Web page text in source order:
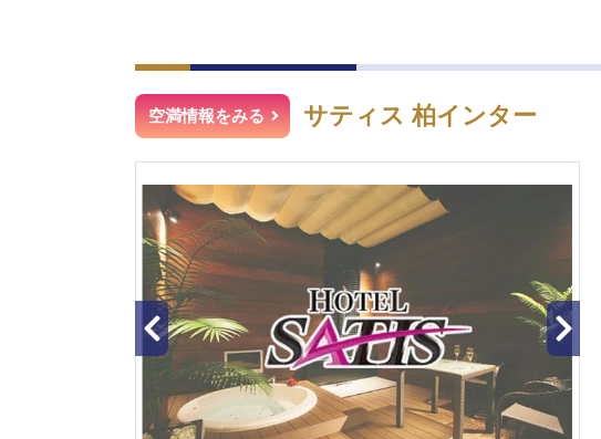
空満情報をみる サティス 柏インター